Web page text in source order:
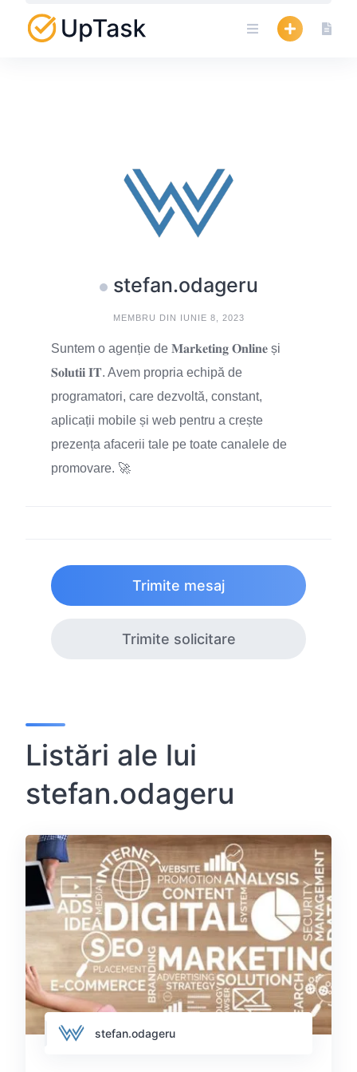
content
stefan.odageru
MEMBRU DIN IUNIE 8, 2023
Suntem o agenție de 𝐌𝐚𝐫𝐤𝐞𝐭𝐢𝐧𝐠 𝐎𝐧𝐥𝐢𝐧𝐞 și
𝐒𝐨𝐥𝐮𝐭𝐢𝐢 𝐈𝐓. Avem propria echipă de
programatori, care dezvoltă, constant,
aplicații mobile și web pentru a crește
prezența afacerii tale pe toate canalele de
promovare. 🚀
Trimite mesaj
Trimite solicitare
Listări ale lui
stefan.odageru
stefan.odageru